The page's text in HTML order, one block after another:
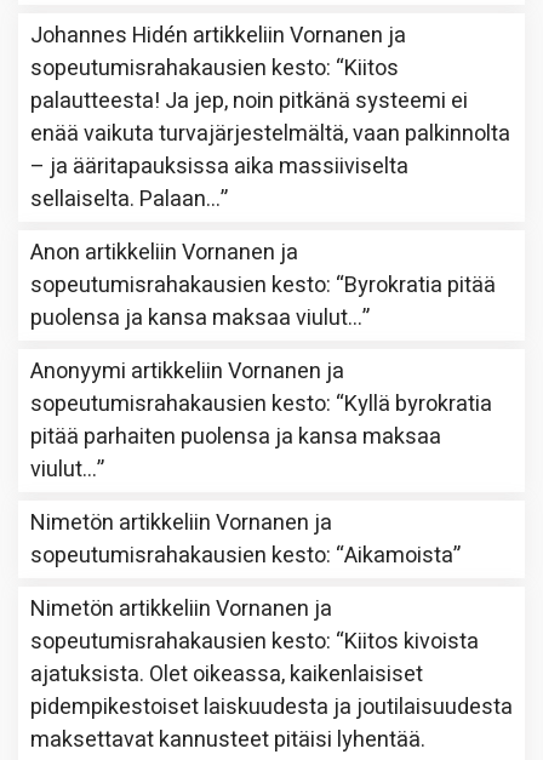
Johannes Hidén artikkeliinVornanen ja
sopeutumisrahakausien kesto: “Kiitos
palautteesta! Ja jep, noin pitkänä systeemi ei
enää vaikuta turvajärjestelmältä, vaan palkinnolta
– ja ääritapauksissa aika massiiviselta
sellaiselta. Palaan…”
Anon artikkeliinVornanen ja
sopeutumisrahakausien kesto: “Byrokratia pitää
puolensa ja kansa maksaa viulut…”
Anonyymi artikkeliinVornanen ja
sopeutumisrahakausien kesto: “Kyllä byrokratia
pitää parhaiten puolensa ja kansa maksaa
viulut…”
Nimetön artikkeliinVornanen ja
sopeutumisrahakausien kesto: “Aikamoista”
Nimetön artikkeliinVornanen ja
sopeutumisrahakausien kesto: “Kiitos kivoista
ajatuksista. Olet oikeassa, kaikenlaisiset
pidempikestoiset laiskuudesta ja joutilaisuudesta
maksettavat kannusteet pitäisi lyhentää.